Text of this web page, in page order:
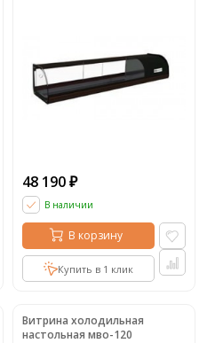
48 190 ₽
В наличии
В корзину
Купить в 1 клик
Витрина холодильная
настольная мво-120